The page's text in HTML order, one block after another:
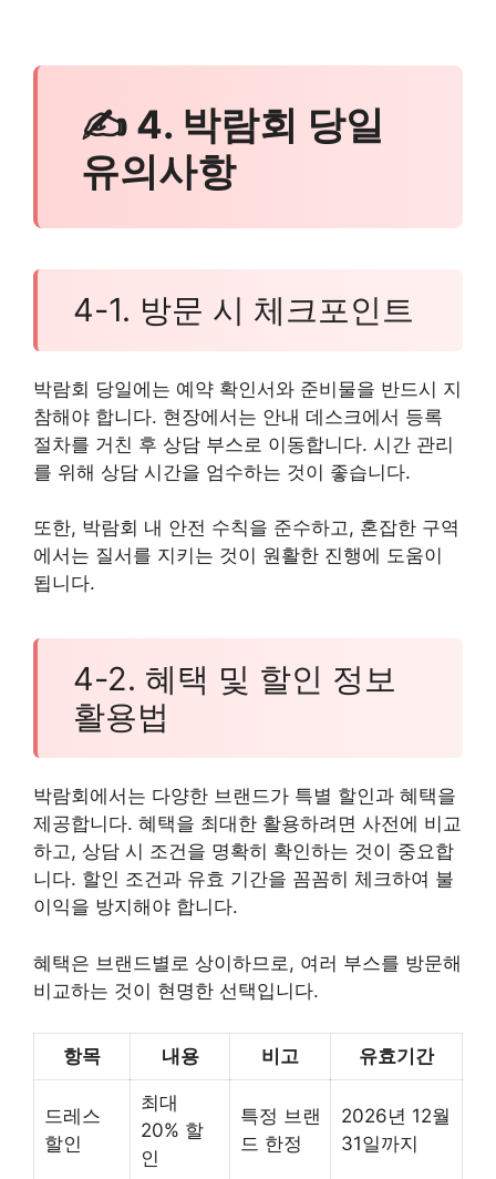
✍ 4. 박람회 당일
유의사항
4-1. 방문 시 체크포인트
박람회 당일에는 예약 확인서와 준비물을 반드시 지
참해야 합니다. 현장에서는 안내 데스크에서 등록
절차를 거친 후 상담 부스로 이동합니다. 시간 관리
를 위해 상담 시간을 엄수하는 것이 좋습니다.
또한, 박람회 내 안전 수칙을 준수하고, 혼잡한 구역
에서는 질서를 지키는 것이 원활한 진행에 도움이
됩니다.
4-2. 혜택 및 할인 정보
활용법
박람회에서는 다양한 브랜드가 특별 할인과 혜택을
제공합니다. 혜택을 최대한 활용하려면 사전에 비교
하고, 상담 시 조건을 명확히 확인하는 것이 중요합
니다. 할인 조건과 유효 기간을 꼼꼼히 체크하여 불
이익을 방지해야 합니다.
혜택은 브랜드별로 상이하므로, 여러 부스를 방문해
비교하는 것이 현명한 선택입니다.
항목 내용 비고 유효기간
드레스
할인
최대
20% 할
인
특정 브랜
드 한정
2026년 12월
31일까지